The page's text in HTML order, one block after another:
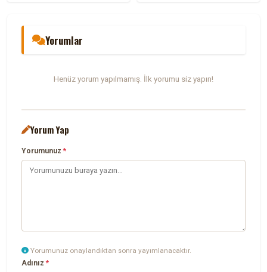
Yorumlar
Henüz yorum yapılmamış. İlk yorumu siz yapın!
Yorum Yap
Yorumunuz*
Yorumunuz onaylandıktan sonra yayımlanacaktır.
Adınız*